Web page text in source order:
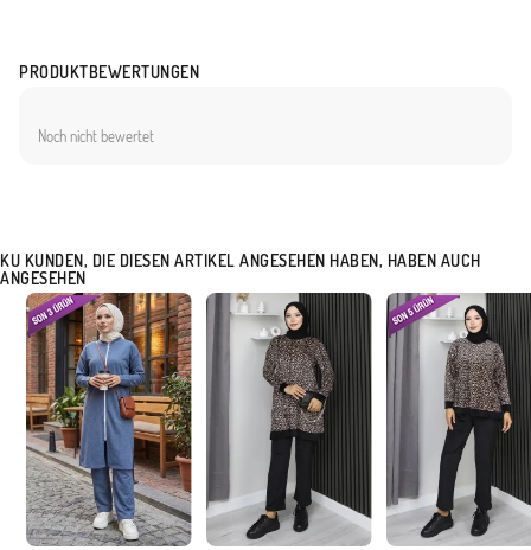
PRODUKTBEWERTUNGEN
Noch nicht bewertet
KU KUNDEN, DIE DIESEN ARTIKEL ANGESEHEN HABEN, HABEN AUCH
ANGESEHEN